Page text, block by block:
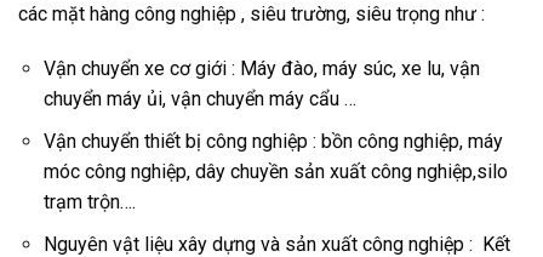
các mặt hàng công nghiệp , siêu trường, siêu trọng như :
Vận chuyển xe cơ giới : Máy đào, máy súc, xe lu, vận
chuyển máy ủi, vận chuyển máy cẩu …
Vận chuyển thiết bị công nghiệp : bồn công nghiệp, máy
móc công nghiệp, dây chuyền sản xuất công nghiệp,silo
trạm trộn….
Nguyên vật liệu xây dựng và sản xuất công nghiệp : Kết